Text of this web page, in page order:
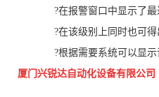
?在报警窗口中显示了最近
?在该级别上同时也可得出
?根据需要系统可以显示详
厦门兴锐达自动化设备有限公司